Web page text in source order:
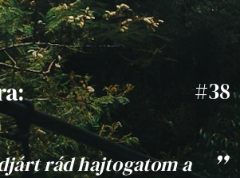
#38
rád hajtogatom a